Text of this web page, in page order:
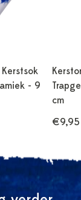
- 9
cm
€9,95